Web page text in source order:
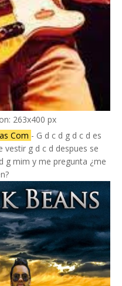
263x400 px
Com - G d c d g d c d es
vestir g d c d despues se
g mim y me pregunta ¿me